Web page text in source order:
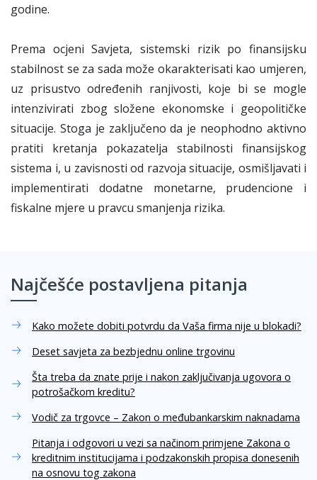
godine.
Prema ocjeni Savjeta, sistemski rizik po finansijsku
stabilnost se za sada može okarakterisati kao umjeren,
uz prisustvo određenih ranjivosti, koje bi se mogle
intenzivirati zbog složene ekonomske i geopolitičke
situacije. Stoga je zaključeno da je neophodno aktivno
pratiti kretanja pokazatelja stabilnosti finansijskog
sistema i, u zavisnosti od razvoja situacije, osmišljavati i
implementirati dodatne monetarne, prudencione i
fiskalne mjere u pravcu smanjenja rizika.
Najčešće postavljena pitanja
Kako možete dobiti potvrdu da Vaša firma nije u blokadi?
Deset savjeta za bezbjednu online trgovinu
Šta treba da znate prije i nakon zaključivanja ugovora o
potrošačkom kreditu?
Vodič za trgovce – Zakon o međubankarskim naknadama
Pitanja i odgovori u vezi sa načinom primjene Zakona o
kreditnim institucijama i podzakonskih propisa donesenih
na osnovu tog zakona